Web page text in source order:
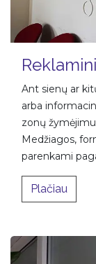
Ant sienų ar
arba
zonų
Medžiagos,
parenkami
​​Plačiau